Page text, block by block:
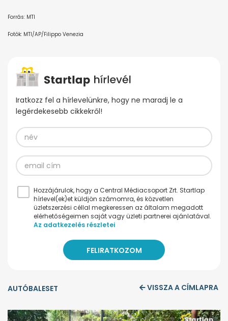
Forrás: MTI
Fotók: MTI/AP/Filippo Venezia
Iratkozz fel a hírlevelünkre, hogy ne maradj le a
legérdekesebb cikkekről!
Hozzájárulok, hogy a Central Médiacsoport Zrt. Startlap
hírlevel(ek)et küldjön számomra, és közvetlen
üzletszerzési céllal megkeressen az általam megadott
elérhetőségeimen saját vagy üzleti partnerei ajánlatával.
Az adatkezelés részletei
AUTÓBALESET VISSZA A CÍMLAPRA